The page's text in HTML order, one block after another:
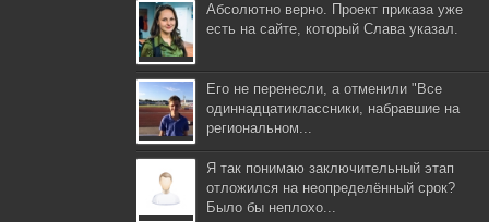
Абсолютно верно. Проект приказа уже
есть на сайте, который Слава указал.
Его не перенесли, а отменили "Все
одиннадцатиклассники, набравшие на
региональном...
Я так понимаю заключительный этап
отложился на неопределённый срок?
Было бы неплохо...